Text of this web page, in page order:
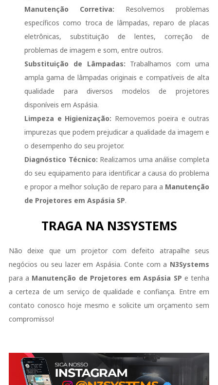
Manutenção Corretiva: Resolvemos problemas
específicos como troca de lâmpadas, reparo de placas
eletrônicas, substituição de lentes, correção de
problemas de imagem e som, entre outros.
Substituição de Lâmpadas: Trabalhamos com uma
ampla gama de lâmpadas originais e compatíveis de alta
qualidade para diversos modelos de projetores
disponíveis em Aspásia.
Limpeza e Higienização: Removemos poeira e outras
impurezas que podem prejudicar a qualidade da imagem e
o desempenho do seu projetor.
Diagnóstico Técnico: Realizamos uma análise completa
do seu equipamento para identificar a causa do problema
e propor a melhor solução de reparo para a Manutenção
de Projetores em Aspásia SP.
TRAGA NA N3SYSTEMS
Não deixe que um projetor com defeito atrapalhe seus
negócios ou seu lazer em Aspásia. Conte com a N3Systems
para a Manutenção de Projetores em Aspásia SP e tenha
a certeza de um serviço de qualidade e confiança. Entre em
contato conosco hoje mesmo e solicite um orçamento sem
compromisso!